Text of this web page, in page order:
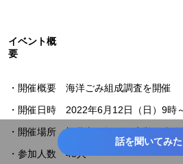
イベント概
・開催概要 海洋ごみ組成調査を開催
・開催日時 2022年6月12日（日）9時
・開催場所 福井市西畑町（鷹巣海水浴
・参加人数 48人
話を聞いてみ